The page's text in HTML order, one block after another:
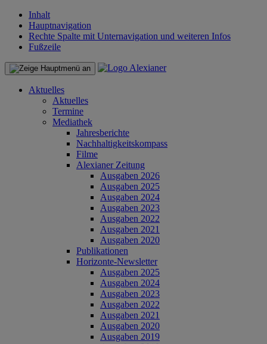
Inhalt
Hauptnavigation
Rechte Spalte mit Unternavigation und weiteren Infos
Fußzeile
Aktuelles
Aktuelles
Termine
Mediathek
Jahresberichte
Nachhaltigkeitskompass
Filme
Alexianer Zeitung
Ausgaben 2026
Ausgaben 2025
Ausgaben 2024
Ausgaben 2023
Ausgaben 2022
Ausgaben 2021
Ausgaben 2020
Publikationen
Horizonte-Newsletter
Ausgaben 2025
Ausgaben 2024
Ausgaben 2023
Ausgaben 2022
Ausgaben 2021
Ausgaben 2020
Ausgaben 2019